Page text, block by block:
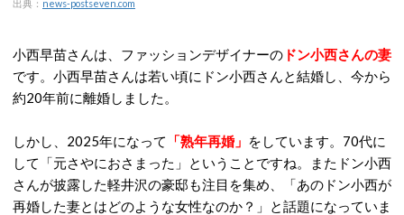
出典： news-postseven.com
小西早苗さんは、ファッションデザイナーの ドン小西さんの妻
です。小西早苗さんは若い頃にドン小西さんと結婚し、今から
約20年前に離婚しました。
しかし、2025年になって 「熟年再婚」 をしています。70代に
して「元さやにおさまった」ということですね。またドン小西
さんが披露した軽井沢の豪邸も注目を集め、「あのドン小西が
再婚した妻とはどのような女性なのか？」と話題になっていま